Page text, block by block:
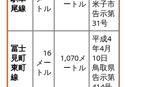
尾線
トル
ートル
米子市
告示第
31号
冨士
見町
東町
線
16
メー
トル
1,070メ
ートル
平成4
年4月
10日
鳥取県
告示第